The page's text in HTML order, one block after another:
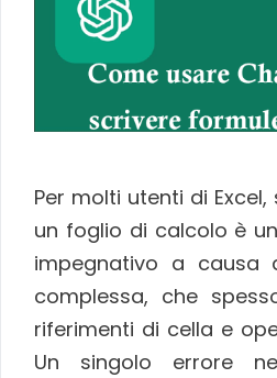
Per molti utenti di
un foglio di calcolo è
impegnativo a causa
complessa, che
riferimenti di cella e
Un singolo errore